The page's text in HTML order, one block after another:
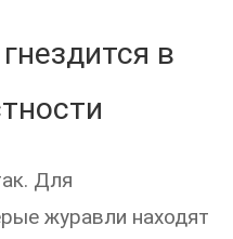
в
Для
журавли находят